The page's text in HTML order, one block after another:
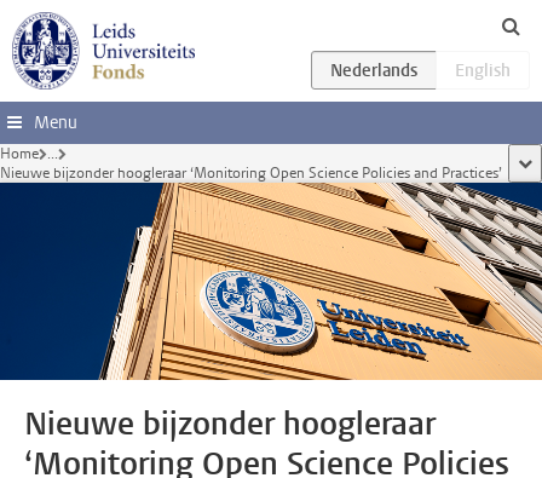
Ga direct naar de inhoud
Menu
Home ...
Nieuwe bijzonder hoogleraar ‘Monitoring Open Science Policies and Practices’
Nieuwe bijzonder hoogleraar
‘Monitoring Open Science Policies